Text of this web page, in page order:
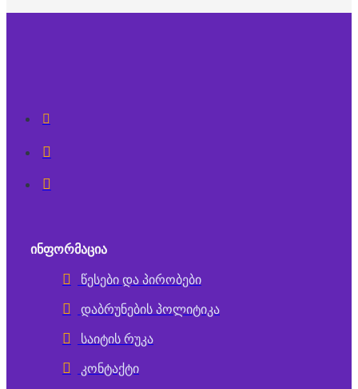
ᲘᲜᲤᲝᲠᲛᲐᲪᲘᲐ
წესები და პირობები
დაბრუნების პოლიტიკა
საიტის რუკა
კონტაქტი